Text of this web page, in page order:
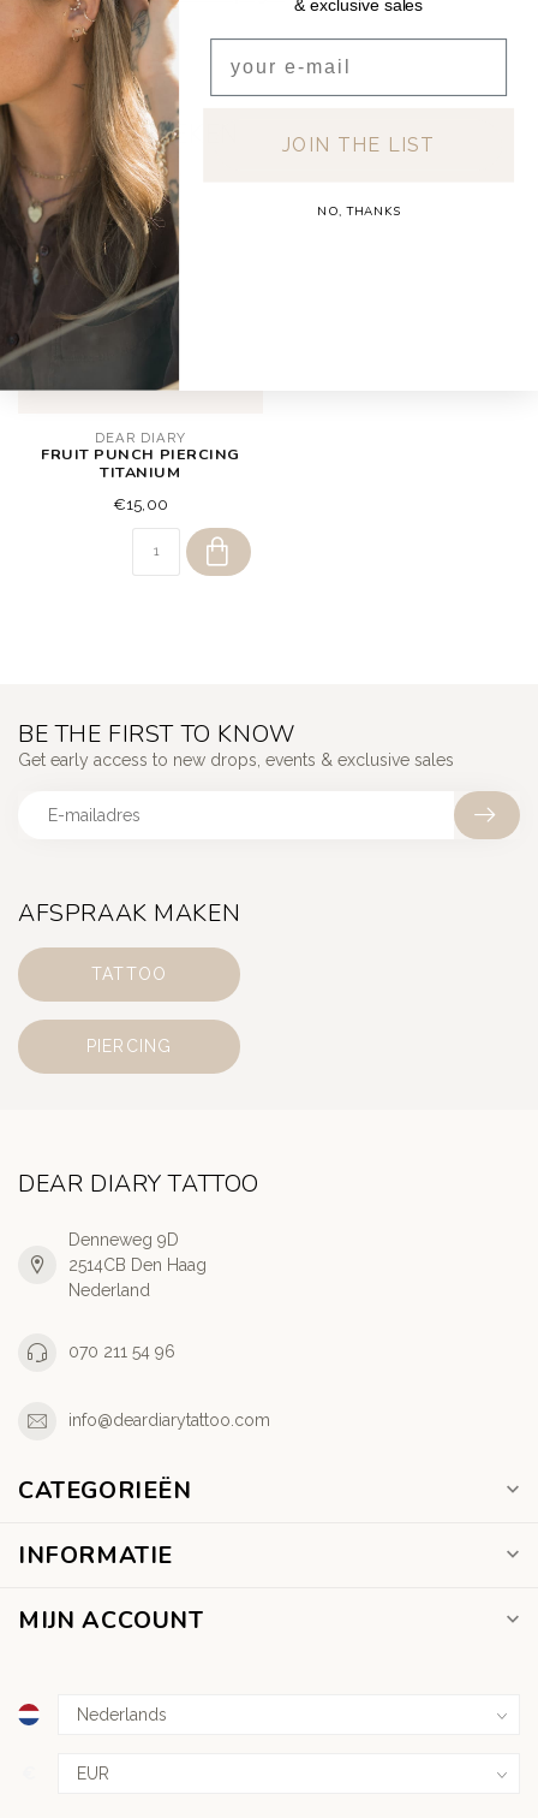
RECENT BEKEKEN
DEAR DIARY
FRUIT PUNCH PIERCING
TITANIUM
€15,00
AFSPRAAK MAKEN
TATTOO
PIERCING
BE THE FIRST TO KNOW
Get early access to new drops, events & exclusive sales
DEAR DIARY TATTOO
Denneweg 9D
2514CB Den Haag
Nederland
070 211 54 96
info@deardiarytattoo.com
CATEGORIEËN
INFORMATIE
MIJN ACCOUNT
& exclusive sales
JOIN THE LIST
NO, THANKS